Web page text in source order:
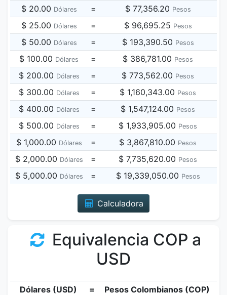
$ 20.00 Dólares = $ 77,356.20 Pesos
$ 25.00 Dólares = $ 96,695.25 Pesos
$ 50.00 Dólares = $ 193,390.50 Pesos
$ 100.00 Dólares = $ 386,781.00 Pesos
$ 200.00 Dólares = $ 773,562.00 Pesos
$ 300.00 Dólares = $ 1,160,343.00 Pesos
$ 400.00 Dólares = $ 1,547,124.00 Pesos
$ 500.00 Dólares = $ 1,933,905.00 Pesos
$ 1,000.00 Dólares = $ 3,867,810.00 Pesos
$ 2,000.00 Dólares = $ 7,735,620.00 Pesos
$ 5,000.00 Dólares = $ 19,339,050.00 Pesos
Calculadora
Equivalencia COP a
USD
Dólares (USD) =
Pesos Colombianos (COP)